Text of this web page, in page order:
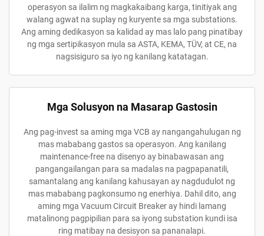
operasyon sa ilalim ng magkakaibang karga, tinitiyak ang
walang agwat na suplay ng kuryente sa mga substations.
Ang aming dedikasyon sa kalidad ay mas lalo pang pinatibay
ng mga sertipikasyon mula sa ASTA, KEMA, TÜV, at CE, na
nagsisiguro sa iyo ng kanilang katatagan.
Mga Solusyon na Masarap Gastosin
Ang pag-invest sa aming mga VCB ay nangangahulugan ng
mas mababang gastos sa operasyon. Ang kanilang
maintenance-free na disenyo ay binabawasan ang
pangangailangan para sa madalas na pagpapanatili,
samantalang ang kanilang kahusayan ay nagdudulot ng
mas mababang pagkonsumo ng enerhiya. Dahil dito, ang
aming mga Vacuum Circuit Breaker ay hindi lamang
matalinong pagpipilian para sa iyong substation kundi isa
ring matibay na desisyon sa pananalapi.